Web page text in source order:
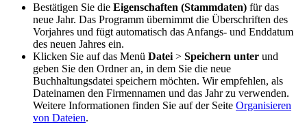
Bestätigen Sie die Eigenschaften (Stammdaten) für das
neue Jahr. Das Programm übernimmt die Überschriften des
Vorjahres und fügt automatisch das Anfangs- und Enddatum
des neuen Jahres ein.
Klicken Sie auf das Menü Datei > Speichern unter und
geben Sie den Ordner an, in dem Sie die neue
Buchhaltungsdatei speichern möchten. Wir empfehlen, als
Dateinamen den Firmennamen und das Jahr zu verwenden.
Weitere Informationen finden Sie auf der Seite Organisieren
von Dateien.